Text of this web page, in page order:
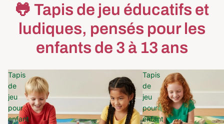
🐸 Tapis de jeu éducatifs et
ludiques, pensés pour les
enfants de 3 à 13 ans
Tapis
de
jeu
pour
enfant
Tapis
de
jeu
pour
enfant